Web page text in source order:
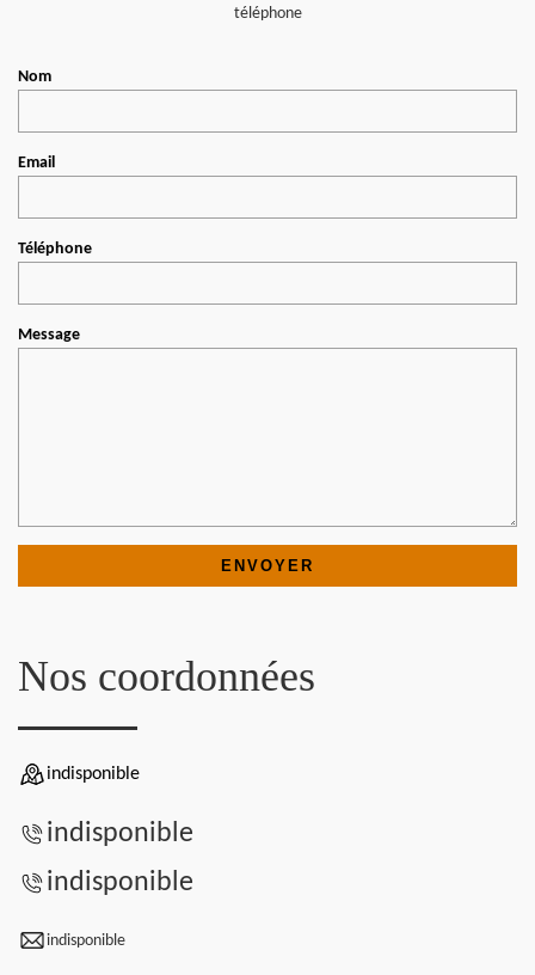
téléphone
Nom
Email
Téléphone
Message
Nos coordonnées
indisponible
indisponible
indisponible
indisponible